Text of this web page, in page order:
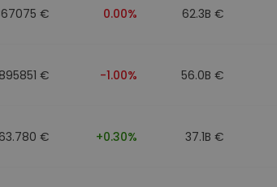
€ 0.00% 62.3B €
€ -1.00% 56.0B €
63.780 € +0.30% 37.1B €